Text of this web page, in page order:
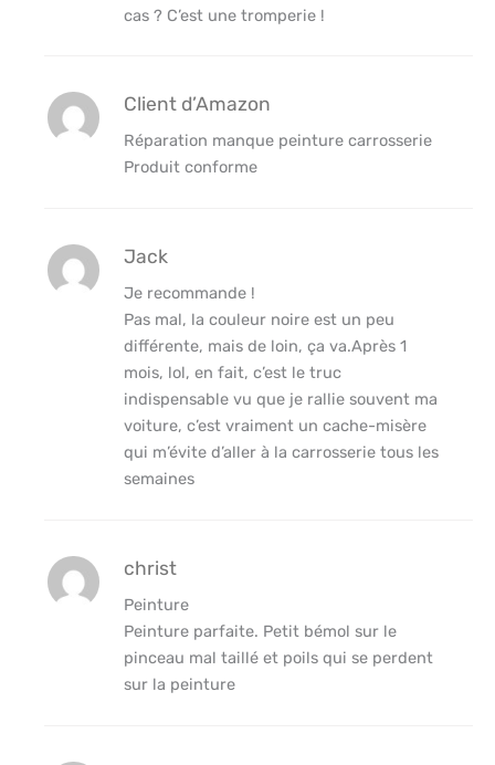
cas ? C’est une tromperie !
Client d’Amazon
Réparation manque peinture carrosserie
Produit conforme
Jack
Je recommande !
Pas mal, la couleur noire est un peu
différente, mais de loin, ça va.Après 1
mois, lol, en fait, c’est le truc
indispensable vu que je rallie souvent ma
voiture, c’est vraiment un cache-misère
qui m’évite d’aller à la carrosserie tous les
semaines
christ
Peinture
Peinture parfaite. Petit bémol sur le
pinceau mal taillé et poils qui se perdent
sur la peinture